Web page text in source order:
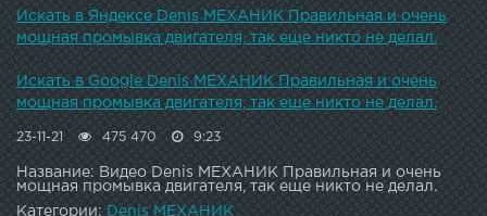
Искать в Яндексе Denis МЕХАНИК Правильная и очень
мощная промывка двигателя, так еще никто не делал.
Искать в Google Denis МЕХАНИК Правильная и очень
мощная промывка двигателя, так еще никто не делал.
23-11-21 475 470 9:23
Название: Видео Denis МЕХАНИК Правильная и очень
мощная промывка двигателя, так еще никто не делал.
Категории: Denis МЕХАНИК